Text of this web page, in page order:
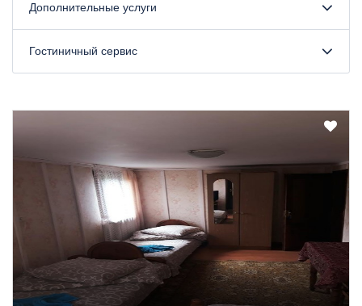
Дополнительные услуги
Гостиничный сервис